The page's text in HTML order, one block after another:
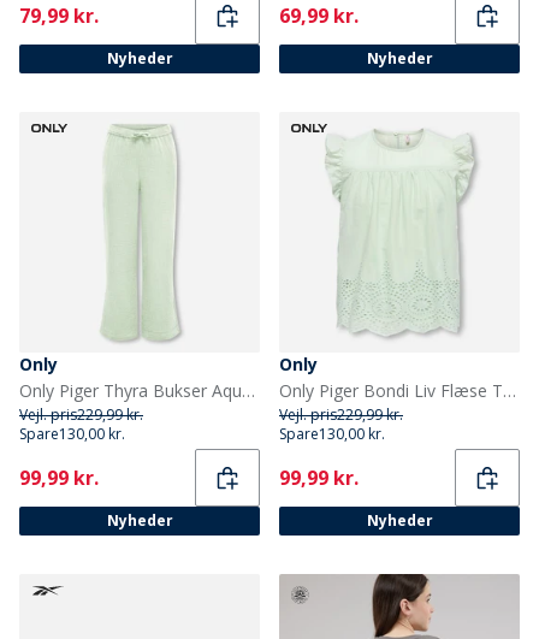
Current
79,99 kr.
Nyheder
Current
69,99 kr.
Nyheder
Only
Only Piger Thyra Bukser Aqua Foam
Vejl. pris229,99 kr.
Spare130,00 kr.
Current
99,99 kr.
Nyheder
Only
Only Piger Bondi Liv Flæse Top Green Lily
Vejl. pris229,99 kr.
Spare130,00 kr.
Current
99,99 kr.
Nyheder